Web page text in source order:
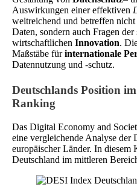
Auswirkungen einer effektiven
weitreichend und betreffen
Daten, sondern auch Fragen
wirtschaftlichen Innovation.
Maßstäbe fürinternationale
Datennutzung und -schutz.
Deutschlands Position
Ranking
Das Digital Economy and
eine vergleichende Analyse der
europäischer Länder. In diesem
Deutschland im mittleren